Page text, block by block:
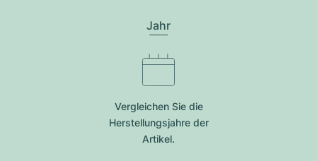
Jahr
Vergleichen Sie die
Herstellungsjahre der
Artikel.